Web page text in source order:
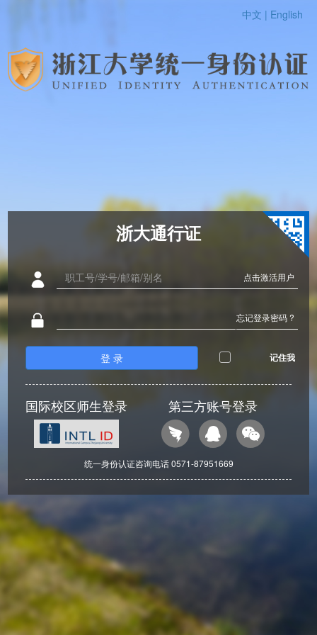
中文 | English
浙大通行证
点击激活用户
忘记登录密码 ?
登 录 记住我
国际校区师生登录 第三方账号登录
统一身份认证咨询电话 0571-87951669